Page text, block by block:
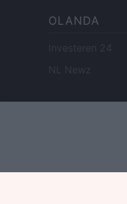
OLANDA
Investeren 24
NL Newz